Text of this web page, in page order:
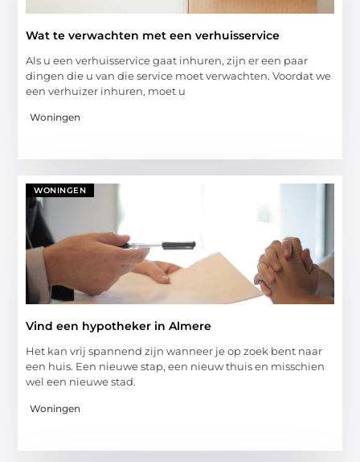
Wat te verwachten met een verhuisservice
Als u een verhuisservice gaat inhuren, zijn er een paar
dingen die u van die service moet verwachten. Voordat we
een verhuizer inhuren, moet u
Woningen
WONINGEN
Vind een hypotheker in Almere
Het kan vrij spannend zijn wanneer je op zoek bent naar
een huis. Een nieuwe stap, een nieuw thuis en misschien
wel een nieuwe stad.
Woningen